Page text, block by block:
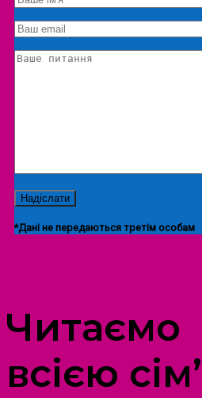
Екскурсія/локація
*Дані не передаються третім особам
Читаємо
всією